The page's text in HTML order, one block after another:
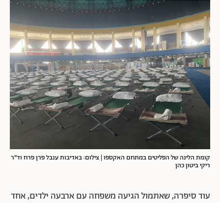
קומת הלינה של הפליטים במתחם האקספו | צילום: באדיבות ענבל פרן פרח וד"ר
ריקי ביטון כהן
עוד סיפרה, שאתמול הגיעה משפחה עם ארבעה ילדים, אחד